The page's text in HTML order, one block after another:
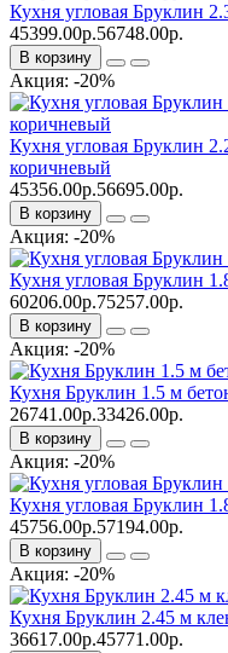
Кухня угловая Бруклин
45399.00р.56748.00р.
В корзину
Акция: -20%
Кухня угловая Бруклин
коричневый
45356.00р.56695.00р.
В корзину
Акция: -20%
Кухня угловая Бруклин
60206.00р.75257.00р.
В корзину
Акция: -20%
Кухня Бруклин 1.5 м
26741.00р.33426.00р.
В корзину
Акция: -20%
Кухня угловая Бруклин
45756.00р.57194.00р.
В корзину
Акция: -20%
Кухня Бруклин 2.45 м
36617.00р.45771.00р.